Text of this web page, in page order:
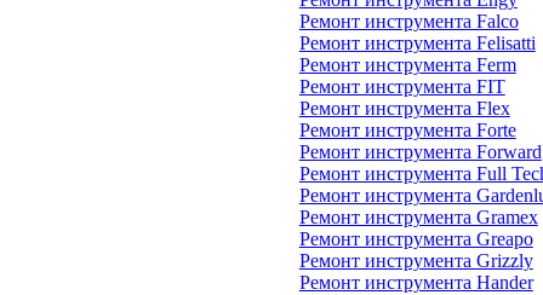
Ремонт инструмента Falco
Ремонт инструмента Felisatti
Ремонт инструмента Ferm
Ремонт инструмента FIT
Ремонт инструмента Flex
Ремонт инструмента Forte
Ремонт инструмента Forward
Ремонт инструмента Full
Ремонт инструмента
Ремонт инструмента Gramex
Ремонт инструмента Greapo
Ремонт инструмента Grizzly
Ремонт инструмента Hander